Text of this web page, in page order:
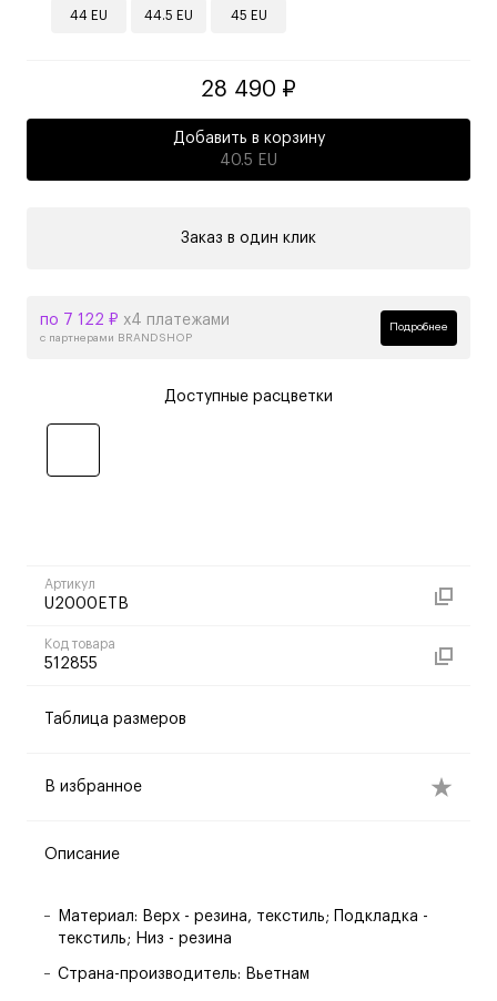
44 EU 44.5 EU 45 EU
28 490 ₽
Добавить в корзину
40.5 EU
Заказ в один клик
по 7 122 ₽ х4 платежами
с партнерами BRANDSHOP
Подробнее
Доступные расцветки
Артикул
U2000ETB
Код товара
512855
Таблица размеров
В избранное
Описание
Материал: Верх - резина, текстиль; Подкладка -
текстиль; Низ - резина
Страна-производитель: Вьетнам